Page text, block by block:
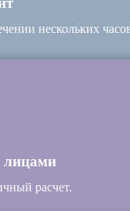
нескольких
лицами
расчет.